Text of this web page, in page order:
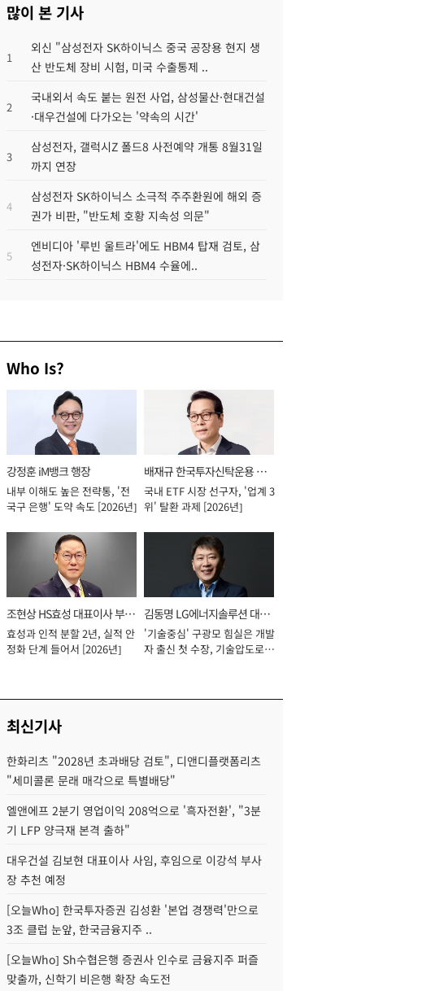
많이 본 기사
1
외신 "삼성전자 SK하이닉스 중국 공장용 현지 생
산 반도체 장비 시험, 미국 수출통제 ..
2
국내외서 속도 붙는 원전 사업, 삼성물산·현대건설
·대우건설에 다가오는 '약속의 시간'
3
삼성전자, 갤럭시Z 폴드8 사전예약 개통 8월31일
까지 연장
4
삼성전자 SK하이닉스 소극적 주주환원에 해외 증
권가 비판, "반도체 호황 지속성 의문"
5
엔비디아 '루빈 울트라'에도 HBM4 탑재 검토, 삼
성전자·SK하이닉스 HBM4 수율에..
Who Is?
강정훈 iM뱅크 행장
내부 이해도 높은 전략통, '전
국구 은행' 도약 속도 [2026년]
배재규 한국투자신탁운용 대
표이사 사장
국내 ETF 시장 선구자, '업계 3
위' 탈환 과제 [2026년]
조현상 HS효성 대표이사 부회
장
효성과 인적 분할 2년, 실적 안
정화 단계 들어서 [2026년]
김동명 LG에너지솔루션 대표
이사 사장
'기술중심' 구광모 힘실은 개발
자 출신 첫 수장, 기술압도로
최신기사
한화리츠 "2028년 초과배당 검토", 디앤디플랫폼리츠
"세미콜론 문래 매각으로 특별배당"
엘앤에프 2분기 영업이익 208억으로 '흑자전환', "3분
기 LFP 양극재 본격 출하"
대우건설 김보현 대표이사 사임, 후임으로 이강석 부사
장 추천 예정
[오늘Who] 한국투자증권 김성환 '본업 경쟁력'만으로
3조 클럽 눈앞, 한국금융지주 ..
[오늘Who] Sh수협은행 증권사 인수로 금융지주 퍼즐
맞출까, 신학기 비은행 확장 속도전